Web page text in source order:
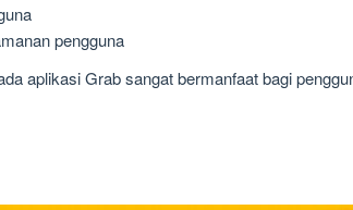
pengguna
aplikasi Grab sangat bermanfaat bagi